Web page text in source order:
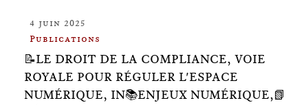
4 juin 2025
Publications
📝LE DROIT DE LA COMPLIANCE, VOIE
ROYALE POUR RÉGULER L'ESPACE
NUMÉRIQUE, IN📚ENJEUX NUMÉRIQUE,📗